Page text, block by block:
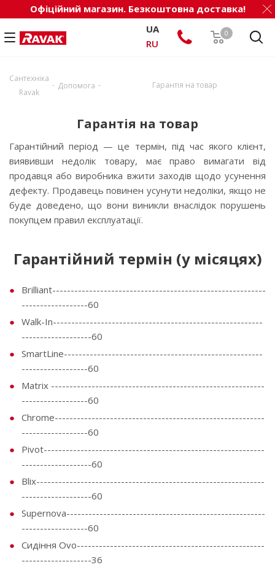
Офіційний магазин. Безкоштовна доставка!
0
UA
RU
Сантехніка
Ravak
- Допомога - Гарантія на товар
Гарантія на товар
Гарантійний період — це термін, під час якого клієнт,
виявивши недолік товару, має право вимагати від
продавця або виробника вжити заходів щодо усунення
дефекту. Продавець повинен усунути недоліки, якщо не
буде доведено, що вони виникли внаслідок порушень
покупцем правил експлуатації.
Гарантійний термін (у місяцях)
Brilliant----------------------------------------------------------
------------------60
Walk-In---------------------------------------------------------
-------------------60
SmartLine------------------------------------------------------
------------------60
Matrix ----------------------------------------------------------
------------------60
Chrome---------------------------------------------------------
------------------60
Pivot------------------------------------------------------------
-------------------60
Blix--------------------------------------------------------------
-------------------60
Supernova------------------------------------------------------
------------------60
Сидіння Ovo---------------------------------------------------
-------------------36